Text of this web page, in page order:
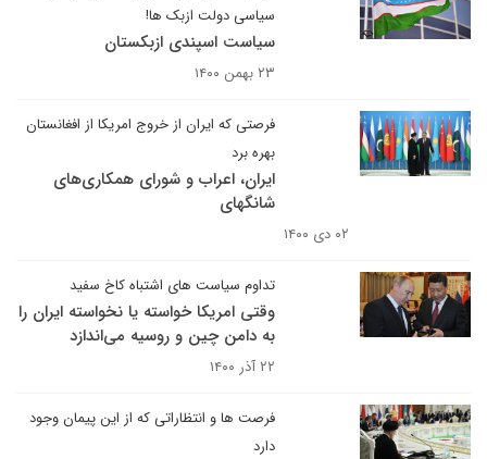
سیاسی دولت ازبک ها!
سیاست اسپندی ازبکستان
۲۳ بهمن ۱۴۰۰
فرصتی که ایران از خروج امریکا از افغانستان
بهره برد
ایران، اعراب و شورای همکاری‌های
شانگهای
۰۲ دی ۱۴۰۰
تداوم سیاست های اشتباه کاخ سفید
وقتی امریکا خواسته یا نخواسته ایران را
به دامن چین و روسیه می‌اندازد
۲۲ آذر ۱۴۰۰
فرصت ها و انتظاراتی که از این پیمان وجود
دارد